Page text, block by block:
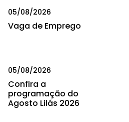
05/08/2026
Vaga de Emprego
05/08/2026
Confira a
programação do
Agosto Lilás 2026